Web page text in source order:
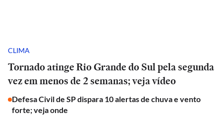
CLIMA
Tornado atinge Rio Grande do Sul pela segunda
vez em menos de 2 semanas; veja vídeo
Defesa Civil de SP dispara 10 alertas de chuva e vento
forte; veja onde